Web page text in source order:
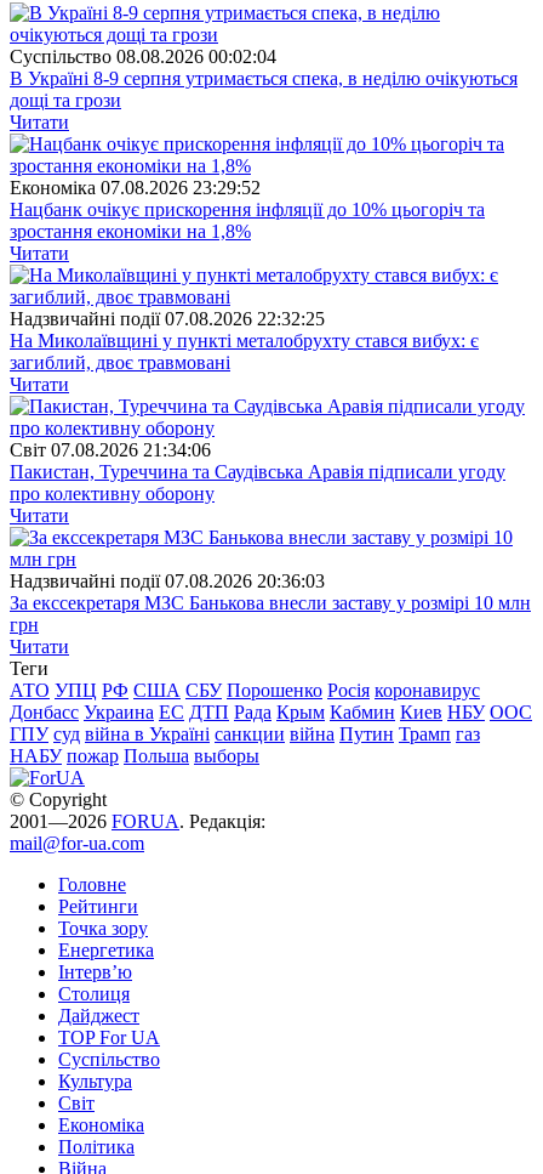
Суспiльство 08.08.2026 00:02:04
В Україні 8-9 серпня утримається спека, в неділю очікуються
дощі та грози
Читати
Економіка 07.08.2026 23:29:52
Нацбанк очікує прискорення інфляції до 10% цьогоріч та
зростання економіки на 1,8%
Читати
Надзвичайні події 07.08.2026 22:32:25
На Миколаївщині у пункті металобрухту стався вибух: є
загиблий, двоє травмовані
Читати
Свiт 07.08.2026 21:34:06
Пакистан, Туреччина та Саудівська Аравія підписали угоду
про колективну оборону
Читати
Надзвичайні події 07.08.2026 20:36:03
За екссекретаря МЗС Банькова внесли заставу у розмірі 10 млн
грн
Читати
Теги
АТО УПЦ РФ США СБУ Порошенко Росія коронавирус
Донбасс Украина ЕС ДТП Рада Крым Кабмин Киев НБУ ООС
ГПУ суд війна в Україні санкции війна Путин Трамп газ
НАБУ пожар Польша выборы
© Copyright
2001—2026 FORUA. Редакція:
mail@for-ua.com
Головне
Рейтинги
Точка зору
Енергетика
Інтерв’ю
Столиця
Дайджест
TOP For UA
Суспiльство
Культура
Світ
Економіка
Політика
Війна